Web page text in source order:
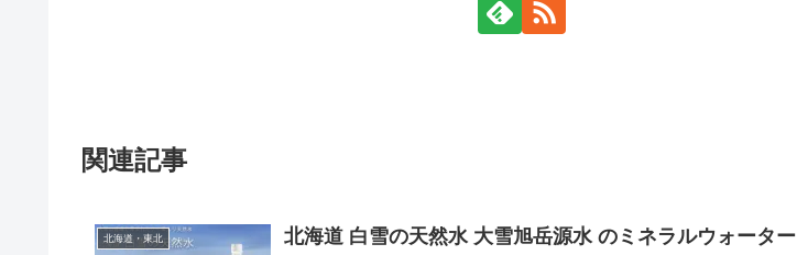
関連記事
北海道・東北 北海道 白雪の天然水 大雪旭岳源水 のミネラルウォーター